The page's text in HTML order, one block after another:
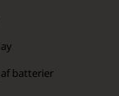
batterier